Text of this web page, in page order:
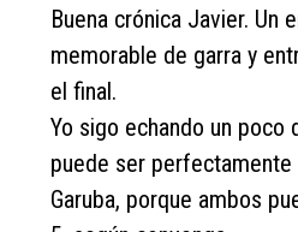
Buena crónica Javier. Un
memorable de garra y
el final.
Yo sigo echando un poco
puede ser
Garuba, porque ambos